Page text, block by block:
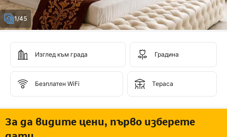
1/45
Изглед към града Градина
Безплатен WiFi Тераса
За да видите цени, първо изберете